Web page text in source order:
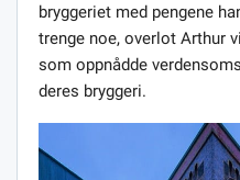
bryggeriet med pengene
trenge noe, overlot Arthur
som oppnådde
deres bryggeri.